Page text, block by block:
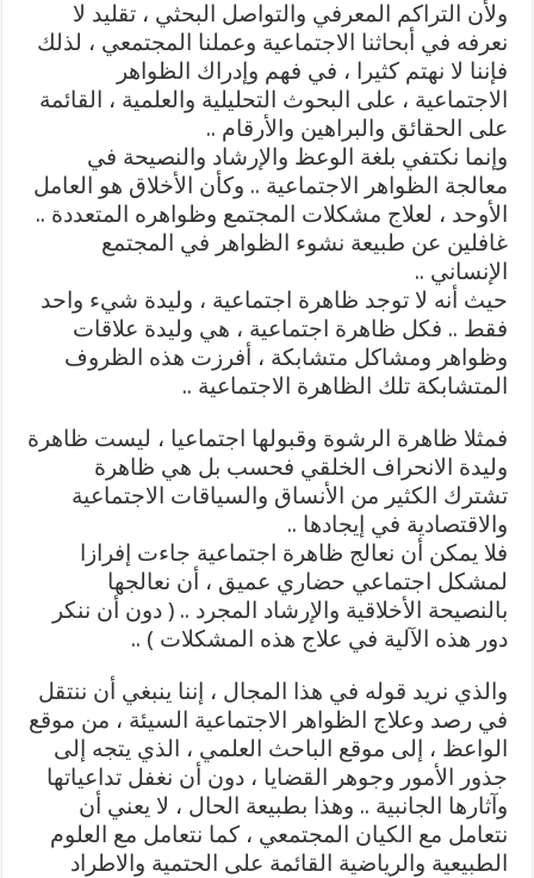
ولأن التراكم المعرفي والتواصل البحثي ، تقليد لا
نعرفه في أبحاثنا الاجتماعية وعملنا المجتمعي ، لذلك
فإننا لا نهتم كثيرا ، في فهم وإدراك الظواهر
الاجتماعية ، على البحوث التحليلية والعلمية ، القائمة
على الحقائق والبراهين والأرقام ..
وإنما نكتفي بلغة الوعظ والإرشاد والنصيحة في
معالجة الظواهر الاجتماعية .. وكأن الأخلاق هو العامل
الأوحد ، لعلاج مشكلات المجتمع وظواهره المتعددة ..
غافلين عن طبيعة نشوء الظواهر في المجتمع
الإنساني ..
حيث أنه لا توجد ظاهرة اجتماعية ، وليدة شيء واحد
فقط .. فكل ظاهرة اجتماعية ، هي وليدة علاقات
وظواهر ومشاكل متشابكة ، أفرزت هذه الظروف
المتشابكة تلك الظاهرة الاجتماعية ..
فمثلا ظاهرة الرشوة وقبولها اجتماعيا ، ليست ظاهرة
وليدة الانحراف الخلقي فحسب بل هي ظاهرة
تشترك الكثير من الأنساق والسياقات الاجتماعية
والاقتصادية في إيجادها ..
فلا يمكن أن نعالج ظاهرة اجتماعية جاءت إفرازا
لمشكل اجتماعي حضاري عميق ، أن نعالجها
بالنصيحة الأخلاقية والإرشاد المجرد .. ( دون أن ننكر
دور هذه الآلية في علاج هذه المشكلات ) ..
والذي نريد قوله في هذا المجال ، إننا ينبغي أن ننتقل
في رصد وعلاج الظواهر الاجتماعية السيئة ، من موقع
الواعظ ، إلى موقع الباحث العلمي ، الذي يتجه إلى
جذور الأمور وجوهر القضايا ، دون أن نغفل تداعياتها
وآثارها الجانبية .. وهذا بطبيعة الحال ، لا يعني أن
نتعامل مع الكيان المجتمعي ، كما نتعامل مع العلوم
الطبيعية والرياضية القائمة على الحتمية والاطراد